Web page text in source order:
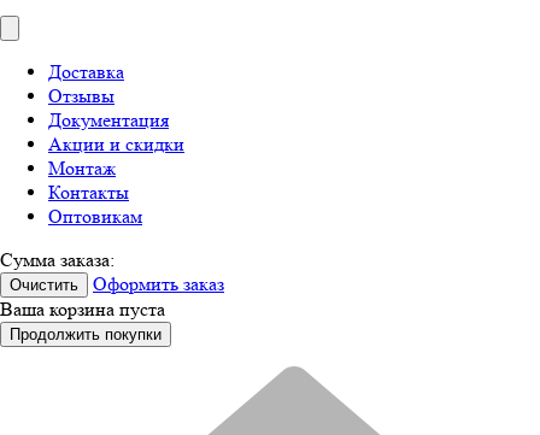
Доставка
Отзывы
Документация
Акции и скидки
Монтаж
Контакты
Оптовикам
Сумма заказа:
Очистить
Оформить заказ
Ваша корзина пуста
Продолжить покупки